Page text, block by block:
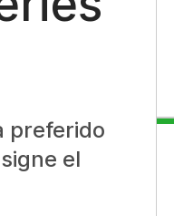
preferido
el